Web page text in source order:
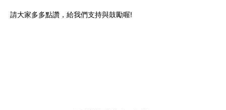
請大家多多點讚，給我們支持與鼓勵喔!